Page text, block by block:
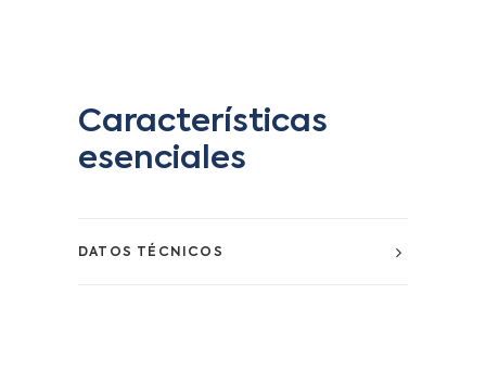
Características
esenciales
DATOS TÉCNICOS